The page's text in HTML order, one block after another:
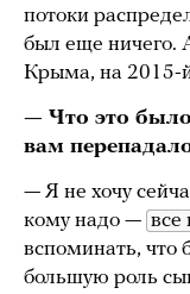
потоки
был еще ничего.
Крыма, на 2015-
— Что это было
вам
— Я не хочу
кому надо —
вспоминать, что
большую роль